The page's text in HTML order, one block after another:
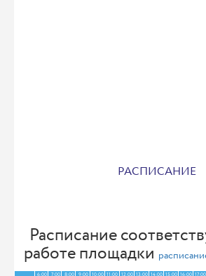
РАСПИСАНИЕ
Расписание
работе площадки
6:00 7:00
8:00
9:00 10:00 11:00 12:00 13:00 14:00 15:00 16:00 17:00